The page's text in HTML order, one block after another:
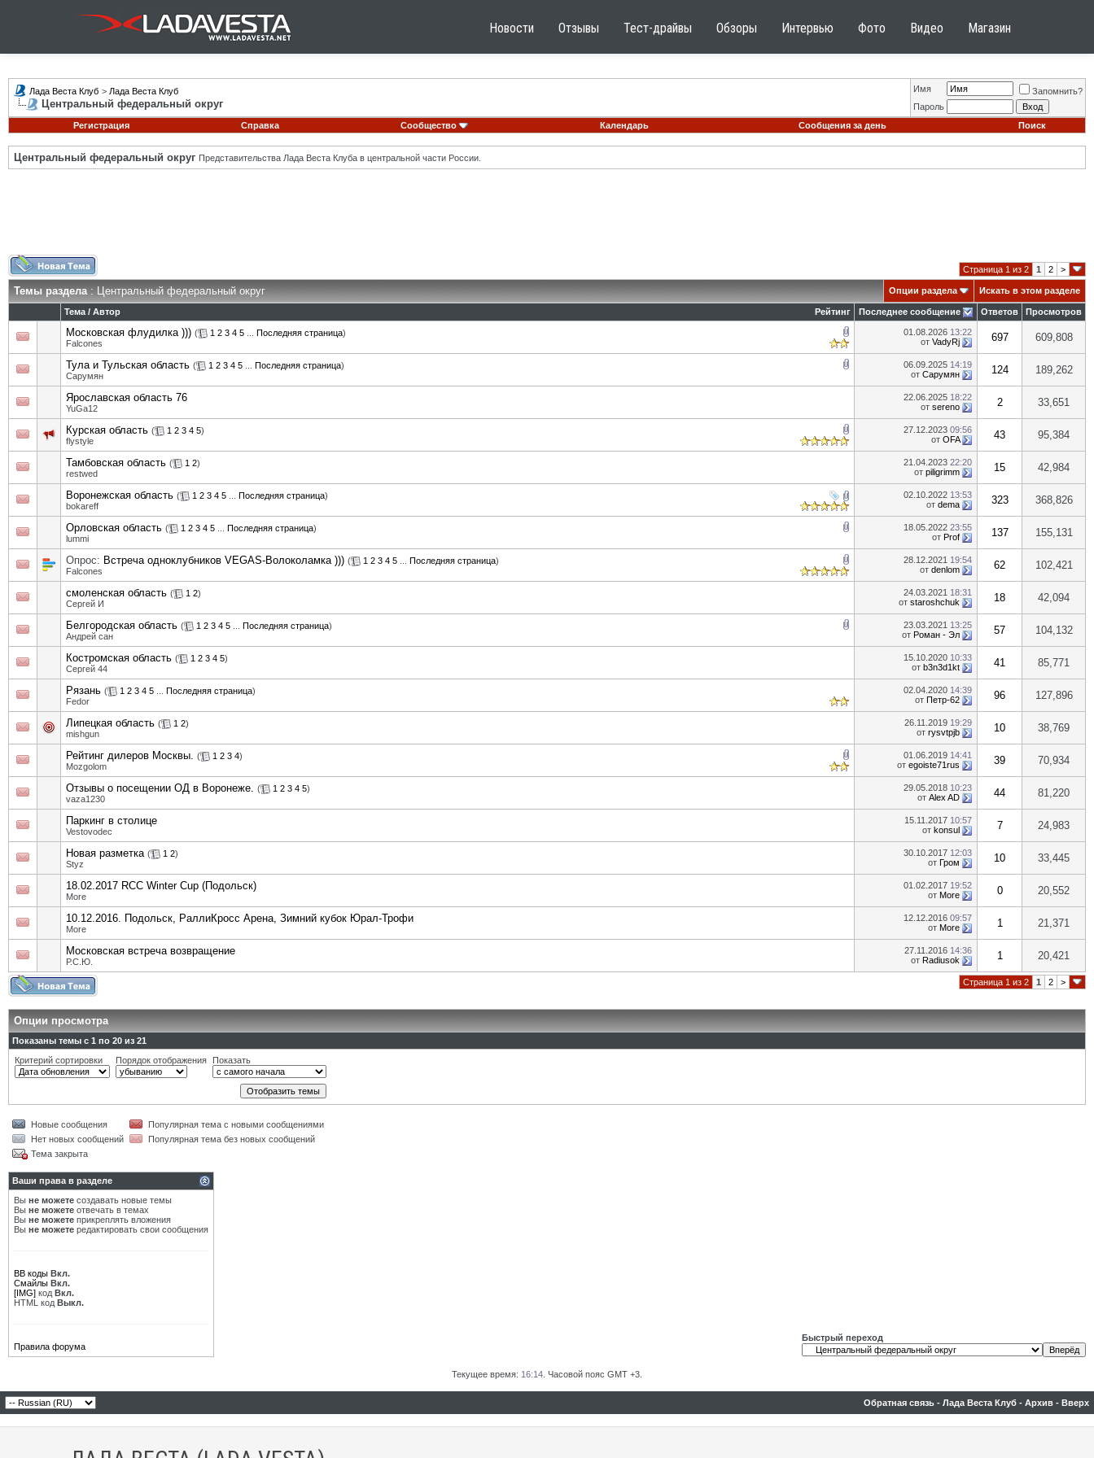
Новости Отзывы Тест-драйвы Обзоры Интервью Фото Видео Магазин
Лада Веста Клуб > Лада Веста Клуб
Центральный федеральный округ
Имя
Запомнить?
Пароль
Регистрация
Справка Сообщество Календарь Сообщения за день Поиск
Центральный федеральный округ Представительства Лада Веста Клуба в центральной части России.
Страница 1 из 2 1 2 >
Темы раздела: Центральный федеральный округ Опции раздела Искать в этом разделе
Рейтинг
Тема / Автор Последнее сообщение Ответов Просмотров
Московская флудилка ))) ( 1 2 3 4 5 Последняя страница)
Falcones
01.08.2026 13:22
от VadyRj 697 609,808
Тула и Тульская область ( 1 2 3 4 5 Последняя страница)
Сарумян
06.09.2025 14:19
от Сарумян 124 189,262
Ярославская область 76
YuGa12
22.06.2025 18:22
от sereno 2 33,651
Курская область ( 1 2 3 4 5)
flystyle
27.12.2023 09:56
от OFA 43 95,384
Тамбовская область ( 1 2)
restwed
21.04.2023 22:20
от piligrimm 15 42,984
Воронежская область ( 1 2 3 4 5 Последняя страница)
bokareff
02.10.2022 13:53
от dema 323 368,826
Орловская область ( 1 2 3 4 5 Последняя страница)
lummi
18.05.2022 23:55
от Prof 137 155,131
Опрос: Встреча одноклубников VEGAS-Волоколамка ))) ( 1 2 3 4 5 Последняя страница)
Falcones
28.12.2021 19:54
от denlom 62 102,421
смоленская область ( 1 2)
Сергей И
24.03.2021 18:31
от staroshchuk 18 42,094
Белгородская область ( 1 2 3 4 5 Последняя страница)
Андрей сан
23.03.2021 13:25
от Роман - Эл 57 104,132
Костромская область ( 1 2 3 4 5)
Сергей 44
15.10.2020 10:33
от b3n3d1kt 41 85,771
Рязань ( 1 2 3 4 5 Последняя страница)
Fedor
02.04.2020 14:39
от Петр-62 96 127,896
Липецкая область ( 1 2)
mishgun
26.11.2019 19:29
от rysvtpjb 10 38,769
Рейтинг дилеров Москвы. ( 1 2 3 4)
Mozgolom
01.06.2019 14:41
от egoiste71rus 39 70,934
Отзывы о посещении ОД в Воронеже. ( 1 2 3 4 5)
vaza1230
29.05.2018 10:23
от Alex AD 44 81,220
Паркинг в столице
Vestovodec
15.11.2017 10:57
от konsul 7 24,983
Новая разметка ( 1 2)
Styz
30.10.2017 12:03
от Гром 10 33,445
18.02.2017 RCC Winter Cup (Подольск)
More
01.02.2017 19:52
от More 0 20,552
10.12.2016. Подольск, РаллиКросс Арена, Зимний кубок Юрал-Трофи
More
12.12.2016 09:57
от More 1 21,371
Московская встреча возвращение
Р.С.Ю.
27.11.2016 14:36
от Radiusok 1 20,421
Страница 1 из 2 1 2 >
Опции просмотра
Показаны темы с 1 по 20 из 21
Критерий сортировки
Порядок отображения Показать
Новые сообщения
Популярная тема с новыми сообщениями
Нет новых сообщений
Популярная тема без новых сообщений
Тема закрыта
Ваши права в разделе
Вы не можете создавать новые темы
Вы не можете отвечать в темах
Вы не можете прикреплять вложения
Вы не можете редактировать свои сообщения
BB коды Вкл.
Смайлы Вкл.
[IMG] код Вкл.
HTML код Выкл.
Правила форума
Быстрый переход
Текущее время: 16:14 . Часовой пояс GMT +3.
Обратная связь - Лада Веста Клуб - Архив - Вверх